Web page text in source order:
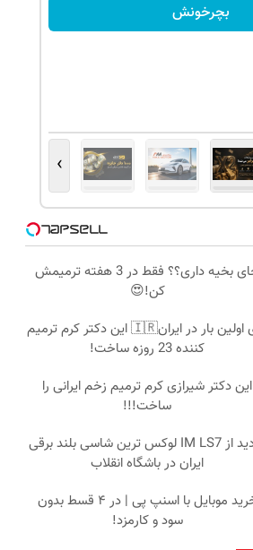
بچرخونش
›
جای بخیه داری؟؟ فقط در 3 هفته ترمیمش
کن!😍
برای اولین بار در ایران🇮🇷 این دکتر کرم ترمیم
کننده 23 روزه ساخت!
این دکتر شیرازی کرم ترمیم زخم ایرانی را
ساخت!!!
بازدید از IM LS7 لوکس ترین شاسی بلند برقی
ایران در باشگاه انقلاب
خرید موبایل با اسنپ پی | در ۴ قسط بدون
سود و کارمزد!